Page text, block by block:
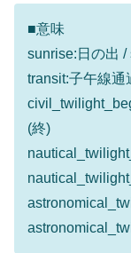
■意味
sunrise:日の出 /
transit:子午線通
(終)